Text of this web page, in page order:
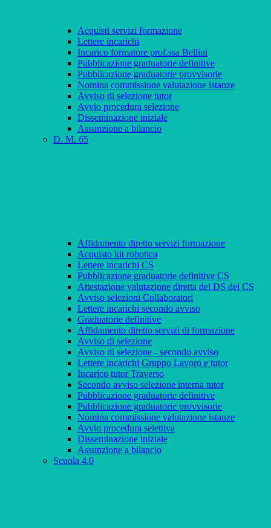
Acquisti servizi formazione
Lettere incarichi
Incarico formatore prof.ssa Bellini
Pubblicazione graduatorie definitive
Pubblicazione graduatorie provvisorie
Nomina commissione valutazione istanze
Avviso di selezione tutor
Avvio procedura selezione
Disseminazione iniziale
Assunzione a bilancio
D. M. 65
Affidamento diretto servizi formazione
Acquisto kit robotica
Lettere incarichi CS
Pubblicazione graduatorie definitive CS
Attestazione valutazione diretta del DS dei CS
Avviso selezioni Collaboratori
Lettere incarichi secondo avviso
Graduatorie definitive
Affidamento diretto servizi di formazione
Avviso di selezione
Avviso di selezione - secondo avviso
Lettere incarichi Gruppo Lavoro e tutor
Incarico tutor Traverso
Secondo avviso selezione interna tutor
Pubblicazione graduatorie definitive
Pubblicazione graduatorie provvisorie
Nomina commissione valutazione istanze
Avvio procedura selettiva
Disseminazione iniziale
Assunzione a bilancio
Scuola 4.0